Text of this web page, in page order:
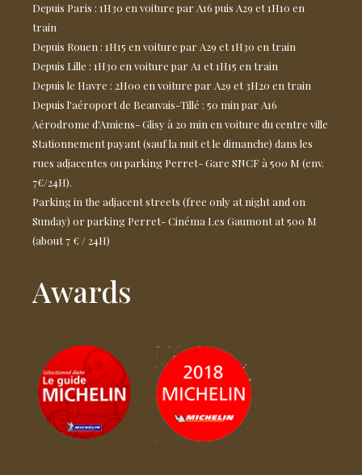
Depuis Paris : 1H30 en voiture par A16 puis A29 et 1H10 en
train
Depuis Rouen : 1H15 en voiture par A29 et 1H30 en train
Depuis Lille : 1H30 en voiture par A1 et 1H15 en train
Depuis le Havre : 2H00 en voiture par A29 et 3H20 en train
Depuis l'aéroport de Beauvais-Tillé : 50 min par A16
Aérodrome d'Amiens- Glisy à 20 min en voiture du centre ville
Stationnement payant (sauf la nuit et le dimanche) dans les
rues adjacentes ou parking Perret- Gare SNCF à 500 M (env.
7€/24H).
Parking in the adjacent streets (free only at night and on
Sunday) or parking Perret- Cinéma Les Gaumont at 500 M
(about 7 € / 24H)
Awards